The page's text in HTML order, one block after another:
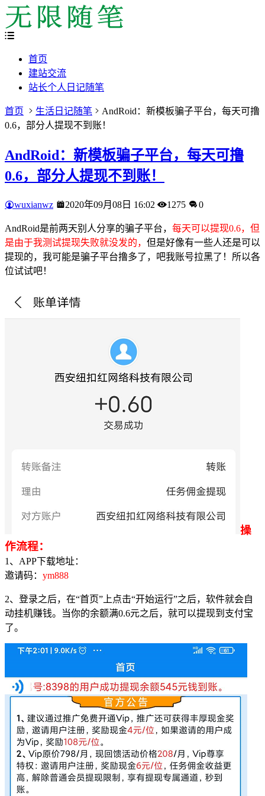
首页
建站交流
站长个人日记随笔
首页 生活日记随笔
AndRoid：新模板骗子平台，每天可撸
0.6，部分人提现不到账！
AndRoid：新模板骗子平台，每天可撸
0.6，部分人提现不到账！
wuxianwz 2020年09月08日 16:02 1275 0
AndRoid是前两天别人分享的骗子平台， 每天可以提现0.6，但
是由于我测试提现失败就没发的， 但是好像有一些人还是可以
提现的，我可能是骗子平台撸多了，吧我账号拉黑了！所以各
位试试吧！
操
作流程：
1、APP下载地址：
邀请码： ym888
2、登录之后，在“首页”上点击“开始运行”之后，软件就会自
动挂机赚钱。当你的余额满0.6元之后，就可以提现到支付宝
了。